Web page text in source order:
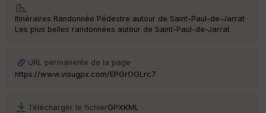
Itinéraires Randonnée Pédestre autour de Saint-Paul-de-Jarrat·
Les plus belles randonnées autour de Saint-Paul-de-Jarrat
URL permanente de la page
https://www.visugpx.com/EPGrOGLrc7
Télécharger le fichierGPXKML